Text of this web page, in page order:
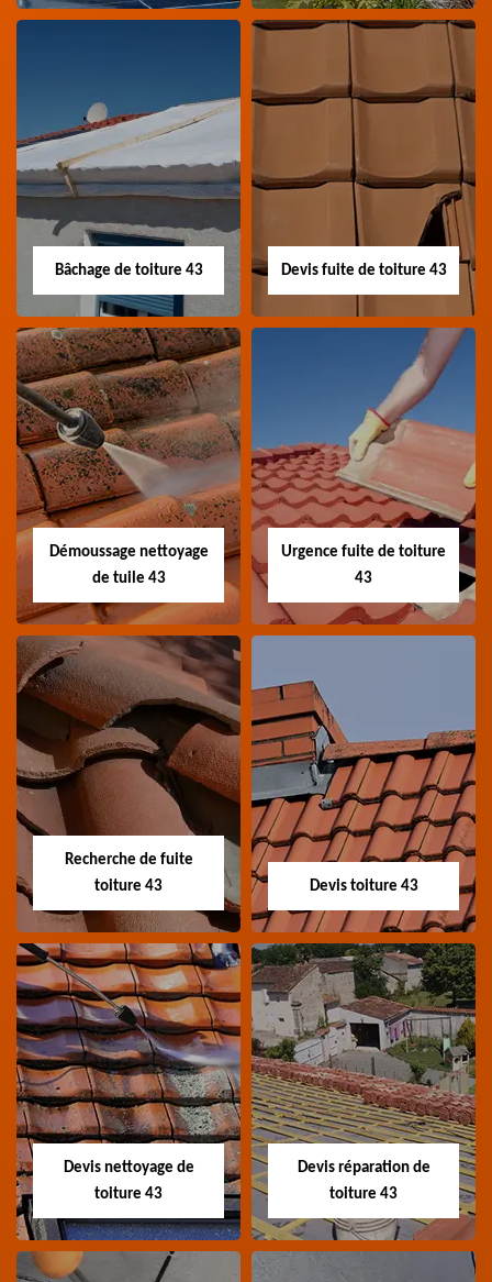
Nettoyage panneau
photovoltaïque 43
Professionnel en
nettoyage panneau
photovoltaïque 43
Devis pose de
gouttière 43
Devis pose de gouttière
43 Haute-Loire
Bâchage de toiture 43
Bâchage de toiture
43
Entreprise bâchage de
toiture 43 Haute-Loire
Devis fuite de toiture 43
Devis fuite de
toiture 43
Devis fuite de toiture 43
Haute-Loire
Démoussage nettoyage
de tuile 43
Démoussage
nettoyage de tuile
Spécialiste en
démoussage et
nettoyage de tuile 43
Haute-Loire
Urgence fuite de toiture
43
Urgence fuite de
toiture 43
Entreprise urgence
fuite de toiture 43
Haute-Loire
Recherche de fuite
toiture 43
Recherche de fuite
toiture 43
Entreprise recherche
fuite de toiture 43
Devis toiture 43
Devis toiture 43
Devis toiture 43 Haute-
Loire
Devis nettoyage de
toiture 43
Devis réparation de
toiture 43